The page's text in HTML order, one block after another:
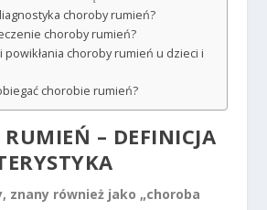
choroby rumień?
choroby rumień?
powikłania choroby rumień u dzieci i
chorobie rumień?
– DEFINICJA
znany również jako „choroba